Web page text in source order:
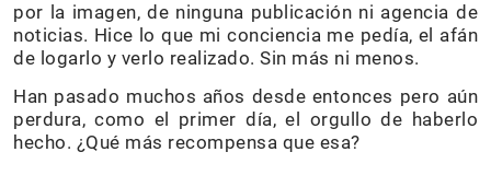
por la imagen, de ninguna publicación ni agencia de
noticias. Hice lo que mi conciencia me pedía, el afán
de logarlo y verlo realizado. Sin más ni menos.
Han pasado muchos años desde entonces pero aún
perdura, como el primer día, el orgullo de haberlo
hecho. ¿Qué más recompensa que esa?